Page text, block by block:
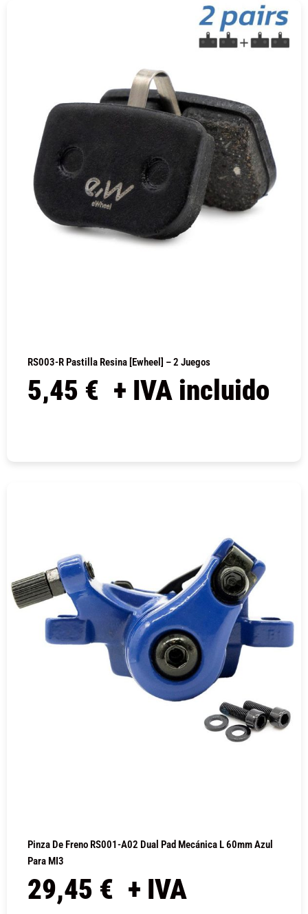
RS003-R Pastilla Resina [Ewheel] – 2 Juegos
5,45 € + IVA incluido
Pinza De Freno RS001-A02 Dual Pad Mecánica L 60mm Azul
Para MI3
29,45 € + IVA